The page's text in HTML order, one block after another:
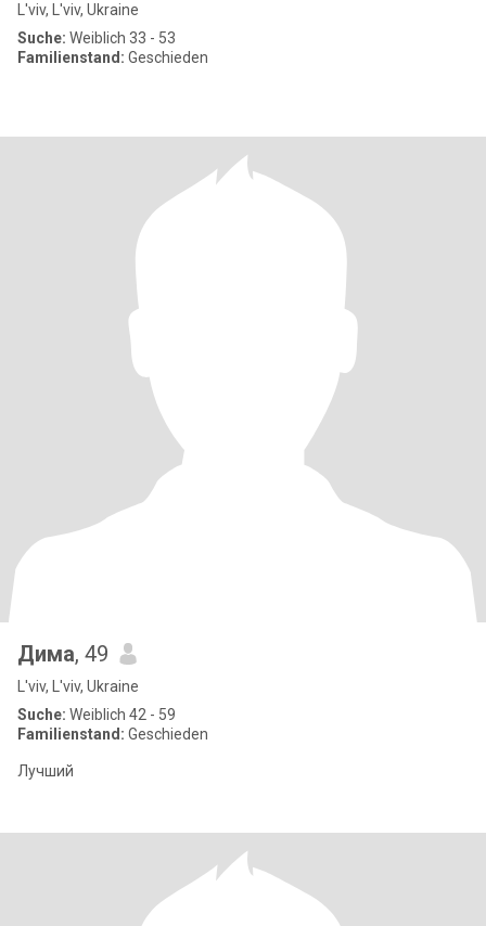
L'viv, L'viv, Ukraine
Suche: Weiblich 33 - 53
Familienstand: Geschieden
Дима, 49
L'viv, L'viv, Ukraine
Suche: Weiblich 42 - 59
Familienstand: Geschieden
Лучший